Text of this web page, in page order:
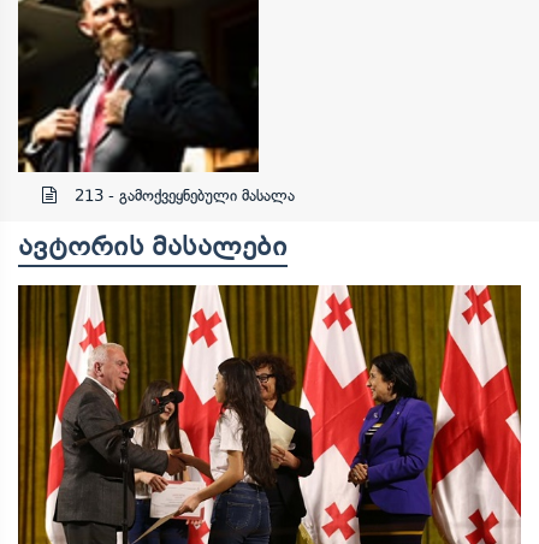
. .
213 - გამოქვეყნებული მასალა
ავტორის მასალები